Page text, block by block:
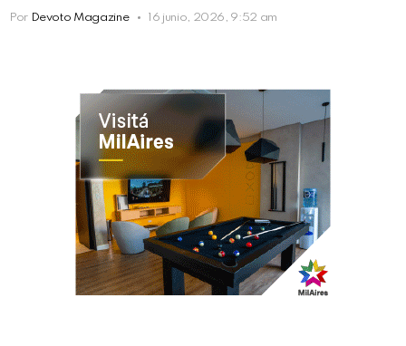
Por Devoto Magazine 16 junio, 2026, 9:52 am